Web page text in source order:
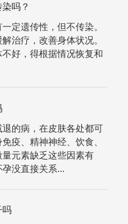
吗？
定遗传性，但不传染。
治疗，改善身体状况。
好，得根据情况恢复和
的病，在皮肤各处都可
疫、精神神经、饮食、
元素缺乏这些因素有
没直接关系...
吗